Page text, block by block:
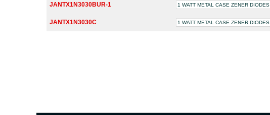
JANTX1N3030BUR-1 1 WATT METAL CASE ZENER DIODES
JANTX1N3030C 1 WATT METAL CASE ZENER DIODES